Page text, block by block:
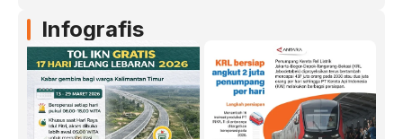
Infografis